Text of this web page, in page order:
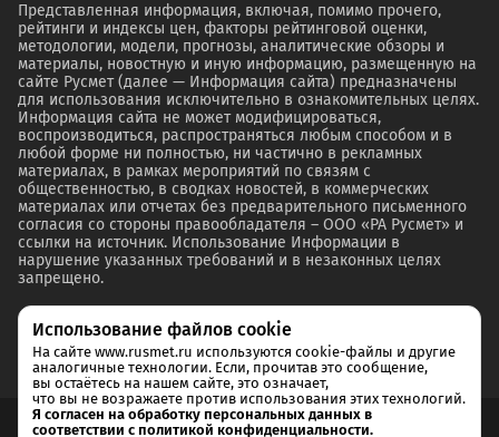
Представленная информация, включая, помимо прочего,
рейтинги и индексы цен, факторы рейтинговой оценки,
методологии, модели, прогнозы, аналитические обзоры и
материалы, новостную и иную информацию, размещенную на
сайте Русмет (далее — Информация сайта) предназначены
для использования исключительно в ознакомительных целях.
Информация сайта не может модифицироваться,
воспроизводиться, распространяться любым способом и в
любой форме ни полностью, ни частично в рекламных
материалах, в рамках мероприятий по связям с
общественностью, в сводках новостей, в коммерческих
материалах или отчетах без предварительного письменного
согласия со стороны правообладателя – ООО «РА Русмет» и
ссылки на источник. Использование Информации в
нарушение указанных требований и в незаконных целях
запрещено.
Согласие на обработку и хранение персональных данных
Использование файлов cookie
На сайте www.rusmet.ru используются cookie-файлы и другие
аналогичные технологии. Если, прочитав это сообщение,
вы остаётесь на нашем сайте, это означает,
что вы не возражаете против использования этих технологий.
Я согласен на обработку персональных данных в
соответствии с политикой конфиденциальности.